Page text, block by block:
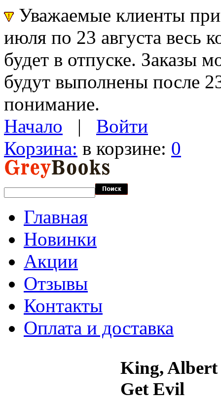
Уважаемые клиенты
июля по 23 августа весь
будет в отпуске. Заказы
будут выполнены после
понимание.
Начало | Войти
Корзина: в корзине: 0
Главная
Новинки
Акции
Отзывы
Контакты
Оплата и доставка
King,
Get Evil